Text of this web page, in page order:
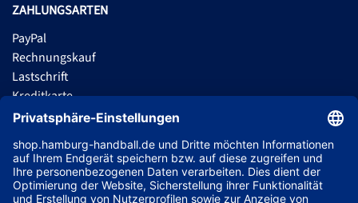
ZAHLUNGSARTEN
PayPal
Rechnungskauf
Lastschrift
Kreditkarte
Apple Pay
ABONNIERE JETZT DEN KOSTENLOSEN HSVH FANSHOP NEWSLETTER